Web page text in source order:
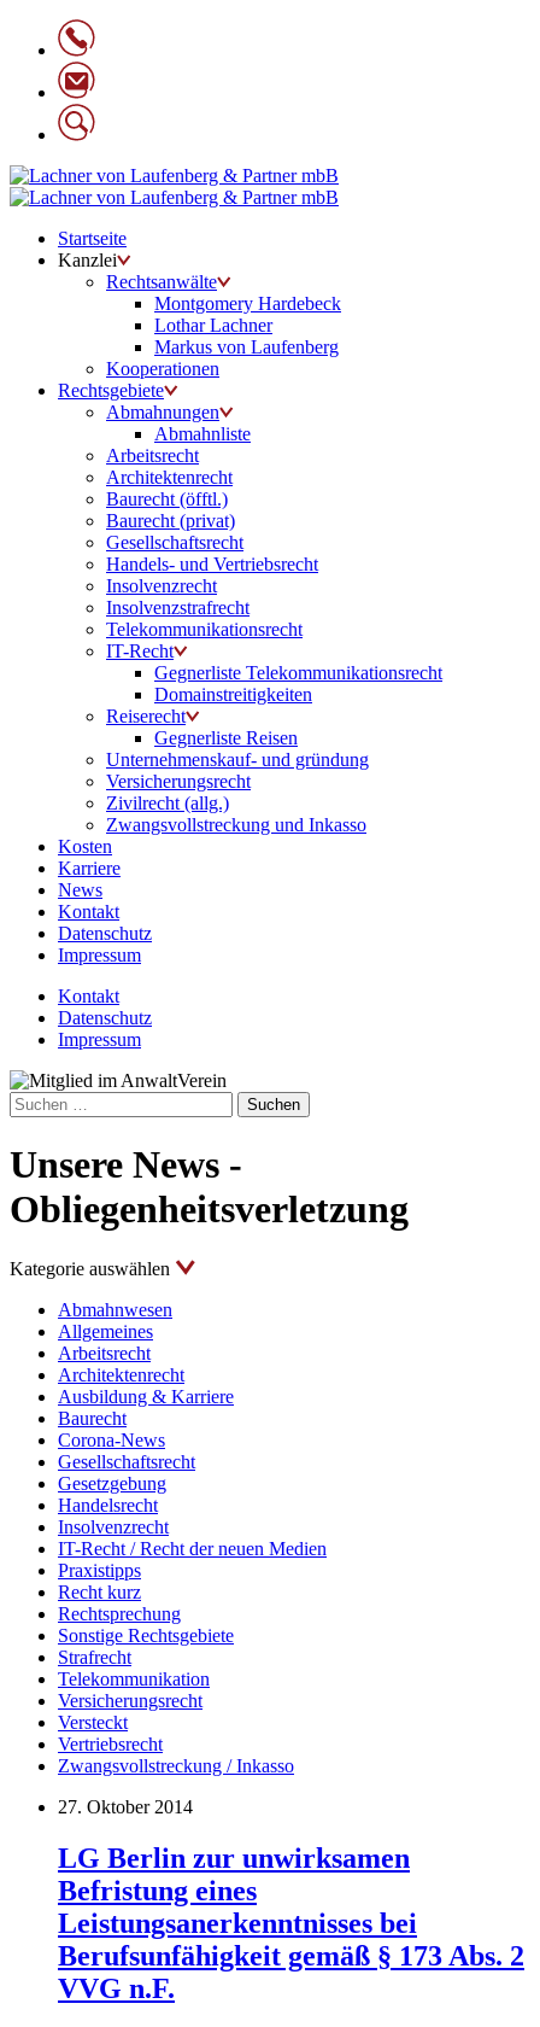
Startseite
Kanzlei
Rechtsanwälte
Montgomery Hardebeck
Lothar Lachner
Markus von Laufenberg
Kooperationen
Rechtsgebiete
Abmahnungen
Abmahnliste
Arbeitsrecht
Architektenrecht
Baurecht (öfftl.)
Baurecht (privat)
Gesellschaftsrecht
Handels- und Vertriebsrecht
Insolvenzrecht
Insolvenzstrafrecht
Telekommunikationsrecht
IT-Recht
Gegnerliste Telekommunikationsrecht
Domainstreitigkeiten
Reiserecht
Gegnerliste Reisen
Unternehmenskauf- und gründung
Versicherungsrecht
Zivilrecht (allg.)
Zwangsvollstreckung und Inkasso
Kosten
Karriere
News
Kontakt
Datenschutz
Impressum
Kontakt
Datenschutz
Impressum
Suchen
nach:
Unsere News -
Obliegenheitsverletzung
Kategorie auswählen
Abmahnwesen
Allgemeines
Arbeitsrecht
Architektenrecht
Ausbildung & Karriere
Baurecht
Corona-News
Gesellschaftsrecht
Gesetzgebung
Handelsrecht
Insolvenzrecht
IT-Recht / Recht der neuen Medien
Praxistipps
Recht kurz
Rechtsprechung
Sonstige Rechtsgebiete
Strafrecht
Telekommunikation
Versicherungsrecht
Versteckt
Vertriebsrecht
Zwangsvollstreckung / Inkasso
27. Oktober 2014
LG Berlin zur unwirksamen
Befristung eines
Leistungsanerkenntnisses bei
Berufsunfähigkeit gemäß § 173 Abs. 2
VVG n.F.